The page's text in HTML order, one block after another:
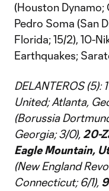
(Houston Dynamo;
Pedro Soma (San
Florida; 15/2), 10-
Earthquakes;
DELANTEROS (5):
United; Atlanta,
(Borussia
Georgia; 3/0), 20-
Eagle Mountain,
(New England
Connecticut; 6/1),